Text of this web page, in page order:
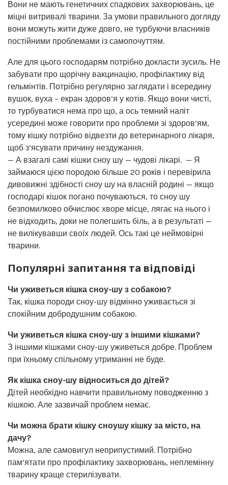
Вони не мають генетичних спадкових захворювань, це
міцні витривалі тварини. За умови правильного догляду
вони можуть жити дуже довго, не турбуючи власників
постійними проблемами із самопочуттям.
Але для цього господарям потрібно докласти зусиль. Не
забувати про щорічну вакцинацію, профілактику від
гельмінтів. Потрібно регулярно заглядати і всередину
вушок, вуха – екран здоров’я у котів. Якщо вони чисті,
то турбуватися нема про що, а ось темний наліт
усередині може говорити про проблеми зі здоров’ям,
тому кішку потрібно відвезти до ветеринарного лікаря,
щоб з’ясувати причину нездужання.
— А взагалі самі кішки сноу шу — чудові лікарі. — Я
займаюся цією породою більше 20 років і перевірила
дивовижні здібності сноу шу на власній родині — якщо
господарі кішок погано почуваються, то сноу шу
безпомилково обчислює хворе місце, лягає на нього і
не відходить, доки не полегшить біль, а в результаті —
не вилікувавши своїх людей. Ось такі це неймовірні
тварини.
Популярні запитання та відповіді
Чи уживеться кішка сноу-шу з собакою?
Так, кішка породи сноу-шу відмінно уживається зі
спокійним добродушним собакою.
Чи уживеться кішка сноу-шу з іншими кішками?
З іншими кішками сноу-шу уживеться добре. Проблем
при їхньому спільному утриманні не буде.
Як кішка сноу-шу відноситься до дітей?
Дітей необхідно навчити правильному поводженню з
кішкою. Але зазвичай проблем немає.
Чи можна брати кішку сноушу кішку за місто, на
дачу?
Можна, але самовигул неприпустимий. Потрібно
пам’ятати про профілактику захворювань, неплемінну
тварину краще стерилізувати.